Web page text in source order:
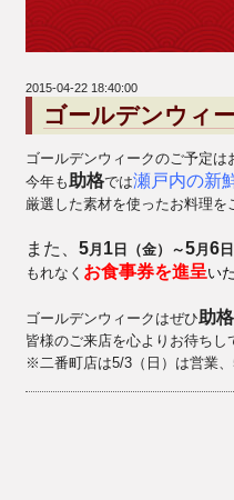
2015-04-22 18:40:00
ゴールデンウィ
ゴールデンウィークのご予定は
今年も助格では瀬戸内の新
厳選した素材を使ったお料理
また、 5月 1 日（金）～5月 6
もれなく お食事券を進呈い
ゴールデンウィークはぜひ助格
皆様のご来店を心よりお待ちし
※二番町店は5/3（日）は営業